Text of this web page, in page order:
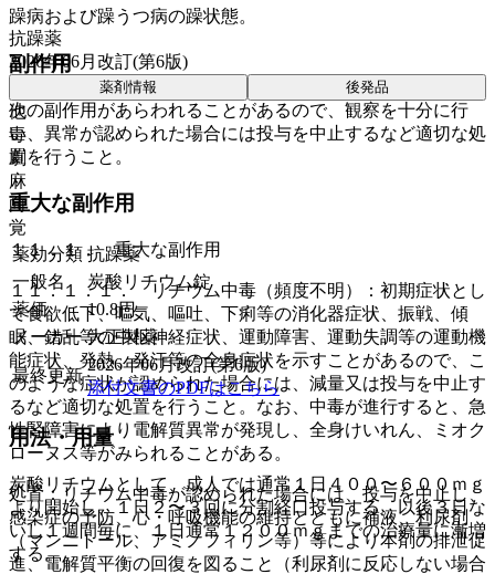
躁病および躁うつ病の躁状態。
副作用
次の副作用があらわれることがあるので、観察を十分に行
い、異常が認められた場合には投与を中止するなど適切な処
置を行うこと。
重大な副作用
１１．１． 重大な副作用
１１．１．１． リチウム中毒（頻度不明）：初期症状とし
て食欲低下、嘔気、嘔吐、下痢等の消化器症状、振戦、傾
眠、錯乱等の中枢神経症状、運動障害、運動失調等の運動機
能症状、発熱、発汗等の全身症状を示すことがあるので、こ
のような症状が認められた場合には、減量又は投与を中止す
るなど適切な処置を行うこと。なお、中毒が進行すると、急
性腎障害により電解質異常が発現し、全身けいれん、ミオク
ローヌス等がみられることがある。
処置：リチウム中毒が認められた場合には、投与を中止し、
感染症の予防、心・呼吸機能の維持とともに補液、利尿剤
（マンニトール、アミノフィリン等）等により本剤の排泄促
進、電解質平衡の回復を図ること（利尿剤に反応しない場合
抗躁薬
2026年06月改訂(第6版)
薬剤情報 後発品
他
毒
劇
麻
向
覚
薬効分類 抗躁薬
一般名
炭酸リチウム錠
薬価
10.8円
メーカー 大正製薬
最終更新
2026年06月改訂(第6版)
添付文書のPDFはこちら
用法・用量
炭酸リチウムとして、成人では通常１日４００〜６００ｍｇ
より開始し、１日２〜３回に分割経口投与する。以後３日な
いし１週間毎に、１日通常１２００ｍｇまでの治療量に漸増
する。